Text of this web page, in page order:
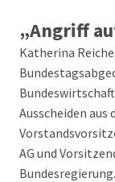
„Angriff
Katherina
Ausscheiden aus
AG und